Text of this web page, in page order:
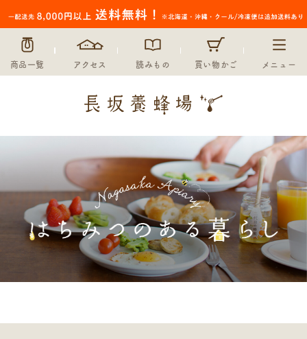
商品一覧 アクセス 読みもの 買い物かご メニュー